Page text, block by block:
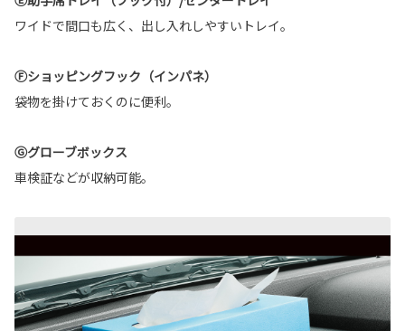
ワイドで間口も広く、出し入れしやすいトレイ。
Ⓕショッピングフック（インパネ）
袋物を掛けておくのに便利。
Ⓖグローブボックス
車検証などが収納可能。